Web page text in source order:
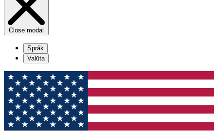
Close modal
Språk
Valūta